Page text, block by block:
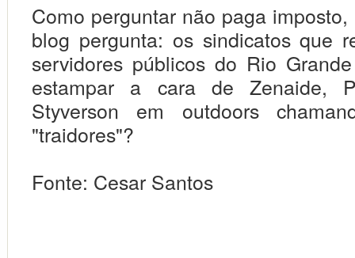
Como perguntar não paga
blog pergunta: os sindicatos que
servidores públicos do Rio
estampar a cara de Zenaide,
Styverson em outdoors
"traidores"?
Fonte: Cesar Santos